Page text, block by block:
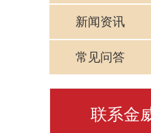
新闻资讯
常见问答
联系金